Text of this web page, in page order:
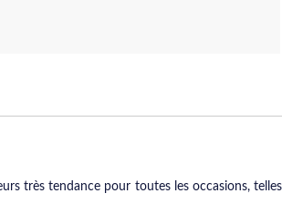
très tendance pour toutes les occasions,